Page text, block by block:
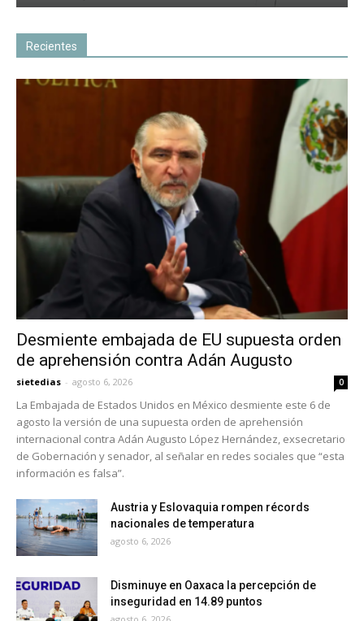
Recientes
Desmiente embajada de EU supuesta orden
de aprehensión contra Adán Augusto
sietedias - agosto 6, 2026 0
La Embajada de Estados Unidos en México desmiente este 6 de
agosto la versión de una supuesta orden de aprehensión
internacional contra Adán Augusto López Hernández, exsecretario
de Gobernación y senador, al señalar en redes sociales que “esta
información es falsa”.
Austria y Eslovaquia rompen récords
nacionales de temperatura
agosto 6, 2026
Disminuye en Oaxaca la percepción de
inseguridad en 14.89 puntos